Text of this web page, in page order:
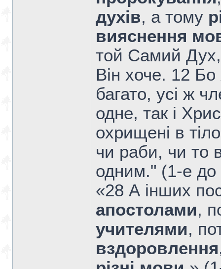
духів, а тому
вияснення
той Самий Дух,
Він хоче. 12 Бо
багато, усі ж
одне, так і
охрищені в
чи раби, чи то
одним." (1-е до
«28 А інших
апостолами,
учителями,
вздоровлення